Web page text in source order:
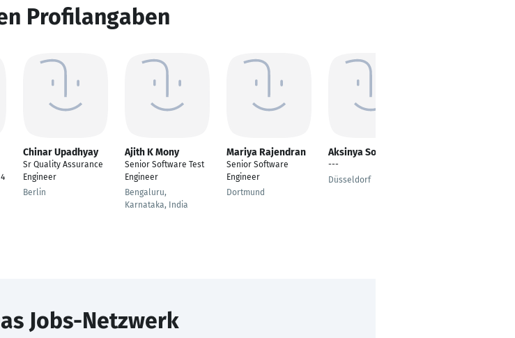
Profilangaben
Chinar Upadhyay
Sr Quality Assurance
Engineer
Berlin
Ajith K Mony
Senior Software Test
Engineer
Bengaluru,
Karnataka, India
Mariya Rajendran
Senior Software
Engineer
Dortmund
Aksinya Sokolova
---
Düsseldorf
Jobs-Netzwerk